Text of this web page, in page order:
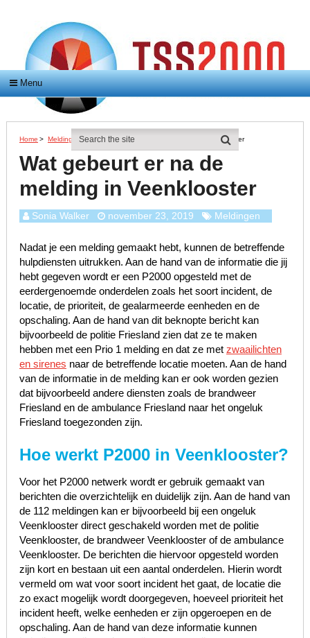
Menu
Home > Meldingen > Wat Gebeurt Er Na De Melding In Veenklooster
Wat gebeurt er na de
melding in Veenklooster
Sonia Walker november 23, 2019 Meldingen
Nadat je een melding gemaakt hebt, kunnen de betreffende
hulpdiensten uitrukken. Aan de hand van de informatie die jij
hebt gegeven wordt er een P2000 opgesteld met de
eerdergenoemde onderdelen zoals het soort incident, de
locatie, de prioriteit, de gealarmeerde eenheden en de
opschaling. Aan de hand van dit beknopte bericht kan
bijvoorbeeld de politie Friesland zien dat ze te maken
hebben met een Prio 1 melding en dat ze met zwaailichten
en sirenes naar de betreffende locatie moeten. Aan de hand
van de informatie in de melding kan er ook worden gezien
dat bijvoorbeeld andere diensten zoals de brandweer
Friesland en de ambulance Friesland naar het ongeluk
Friesland toegezonden zijn.
Hoe werkt P2000 in Veenklooster?
Voor het P2000 netwerk wordt er gebruik gemaakt van
berichten die overzichtelijk en duidelijk zijn. Aan de hand van
de 112 meldingen kan er bijvoorbeeld bij een ongeluk
Veenklooster direct geschakeld worden met de politie
Veenklooster, de brandweer Veenklooster of de ambulance
Veenklooster. De berichten die hiervoor opgesteld worden
zijn kort en bestaan uit een aantal onderdelen. Hierin wordt
vermeld om wat voor soort incident het gaat, de locatie die
zo exact mogelijk wordt doorgegeven, hoeveel prioriteit het
incident heeft, welke eenheden er zijn opgeroepen en de
opschaling. Aan de hand van deze informatie kunnen